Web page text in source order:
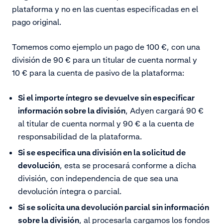
plataforma y no en las cuentas especificadas en el
pago original.
Tomemos como ejemplo un pago de 100 €, con una
división de 90 € para un titular de cuenta normal y
10 € para la cuenta de pasivo de la plataforma:
Si el importe íntegro se devuelve sin especificar
información sobre la división, Adyen cargará 90 €
al titular de cuenta normal y 90 € a la cuenta de
responsabilidad de la plataforma.
Si se especifica una división en la solicitud de
devolución, esta se procesará conforme a dicha
división, con independencia de que sea una
devolución íntegra o parcial.
Si se solicita una devolución parcial sin información
sobre la división, al procesarla cargamos los fondos